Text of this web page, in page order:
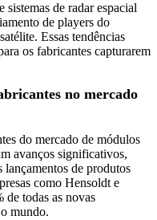
sistemas de radar espacial
de players do
Essas tendências
os fabricantes capturarem
no mercado
do mercado de módulos
avanços significativos,
de produtos
como Hensoldt e
de todas as novas
mundo.